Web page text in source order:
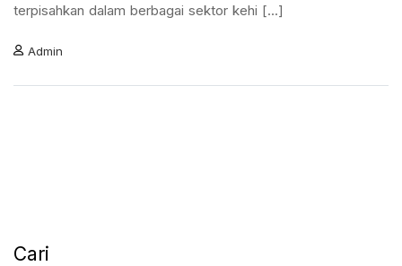
terpisahkan dalam berbagai sektor kehi [...]
Admin
Cari